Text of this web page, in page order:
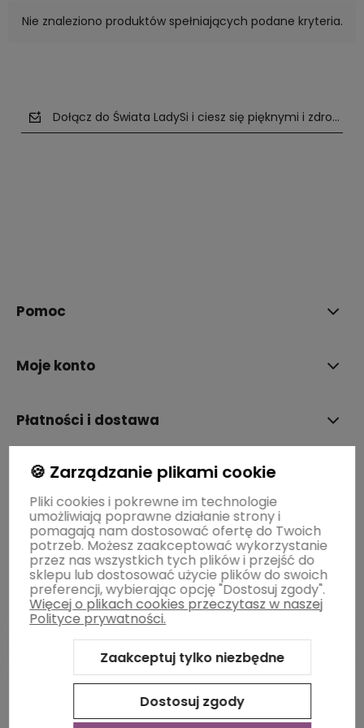
Nie znaleziono produktów spełniających podane kryteria.
Dołącz do Świata LadySi i ciesz się pięknymi i
Pomoc
Moje konto
Płatności i dostawa
Informacje
O nas
Sklep internetowy Shoper Premium
Szablon Shoper Modern
3.0™od GrowCommerce
🍪 Zarządzanie plikami cookie
Pliki cookies i pokrewne im technologie
umożliwiają poprawne działanie strony i
pomagają nam dostosować ofertę do Twoich
potrzeb. Możesz zaakceptować wykorzystanie
przez nas wszystkich tych plików i przejść do
sklepu lub dostosować użycie plików do swoich
preferencji, wybierając opcję "Dostosuj zgody".
Więcej o plikach cookies przeczytasz w naszej
Polityce prywatności.
Zaakceptuj tylko niezbędne
Dostosuj zgody